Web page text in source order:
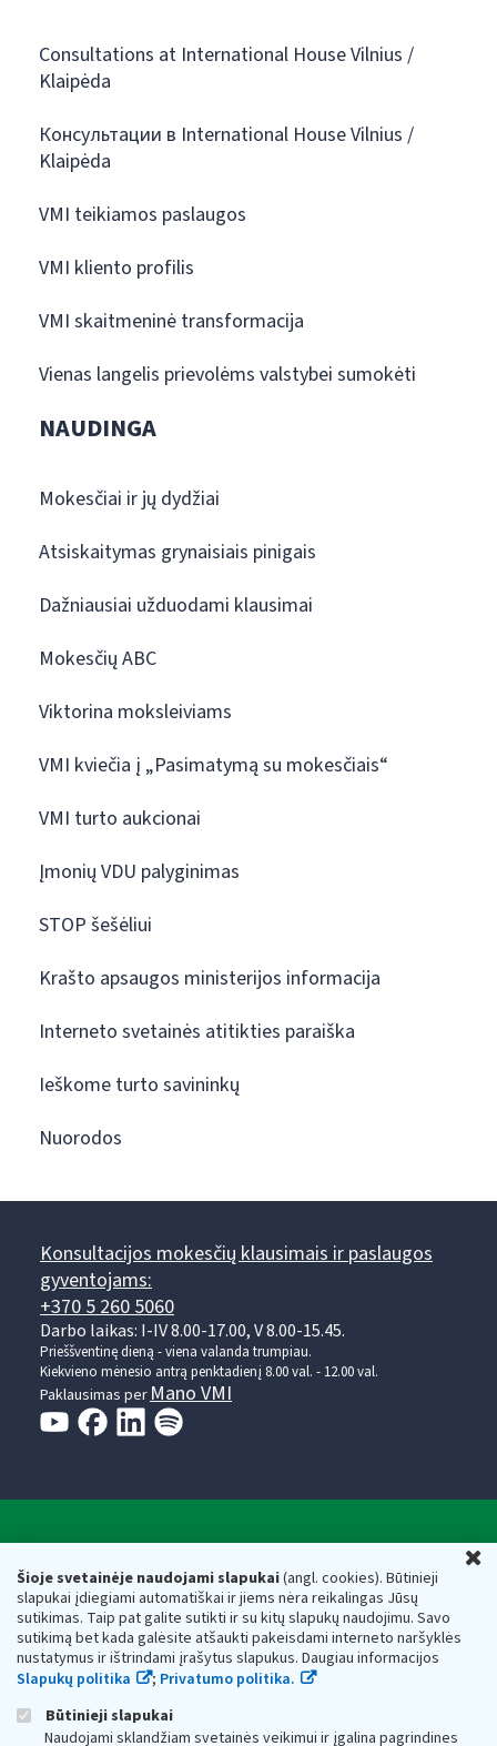
Šioje svetainėje naudojami slapukai(angl. cookies). Būtinieji
slapukai įdiegiami automatiškai ir jiems nėra reikalingas Jūsų
sutikimas. Taip pat galite sutikti ir su kitų slapukų naudojimu. Savo
sutikimą bet kada galėsite atšaukti pakeisdami interneto naršyklės
nustatymus ir ištrindami įrašytus slapukus. Daugiau informacijos
Slapukų politika
; Privatumo politika.
Būtinieji slapukai
Naudojami sklandžiam svetainės veikimui ir įgalina pagrindines
Consultations at International House Vilnius /
Klaipėda
Консультации в International House Vilnius /
Klaipėda
VMI teikiamos paslaugos
VMI kliento profilis
VMI skaitmeninė transformacija
Vienas langelis prievolėms valstybei sumokėti
NAUDINGA
Mokesčiai ir jų dydžiai
Atsiskaitymas grynaisiais pinigais
Dažniausiai užduodami klausimai
Mokesčių ABC
Viktorina moksleiviams
VMI kviečia į „Pasimatymą su mokesčiais“
VMI turto aukcionai
Įmonių VDU palyginimas
STOP šešėliui
Krašto apsaugos ministerijos informacija
Interneto svetainės atitikties paraiška
Ieškome turto savininkų
Nuorodos
Konsultacijos mokesčių klausimais ir paslaugos
gyventojams:
+370 5 260 5060
Darbo laikas: I-IV 8.00-17.00, V 8.00-15.45.
Prieššventinę dieną - viena valanda trumpiau.
Kiekvieno mėnesio antrą penktadienį 8.00 val. - 12.00 val.
Paklausimas per Mano VMI
Respublikos finansų ministerijos
Biudžetinė įstaiga. Juridinio asmens kodas — 188659752,
adresas: Vasario 16-osios g. 14, 01107 Vilnius, Lietuva, el.paštas:
vmi@vmi.lt, E. pristatymo dėžutės adresas 188659752
Duomenys apie Valstybinę mokesčių inspekciją prie Lietuvos
Respublikos finansų ministerijos kaupiami ir saugomi Juridinių